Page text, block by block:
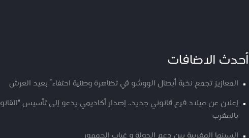
أحدث الاضافات
المعازيز تجمع نخبة أبطال الووشو في تظاهرة وطنية احتفاءً بعيد العرش
إعلان عن ميلاد فرع قانوني جديد.. إصدار أكاديمي يدعو إلى تأسيس
بالمغرب